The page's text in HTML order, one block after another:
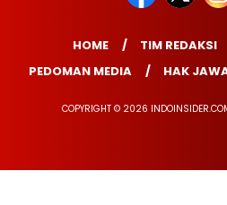
HOME TIM REDAKSI
PEDOMAN MEDIA
HAK
COPYRIGHT © 2026